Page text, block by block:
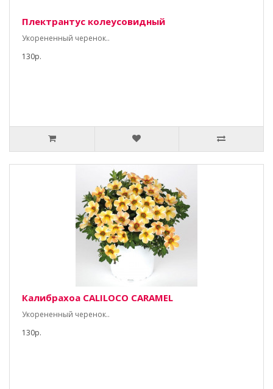
Плектрантус колеусовидный
Укорененный черенок..
130р.
Калибрахоа CALILOCO CARAMEL
Укорененный черенок..
130р.